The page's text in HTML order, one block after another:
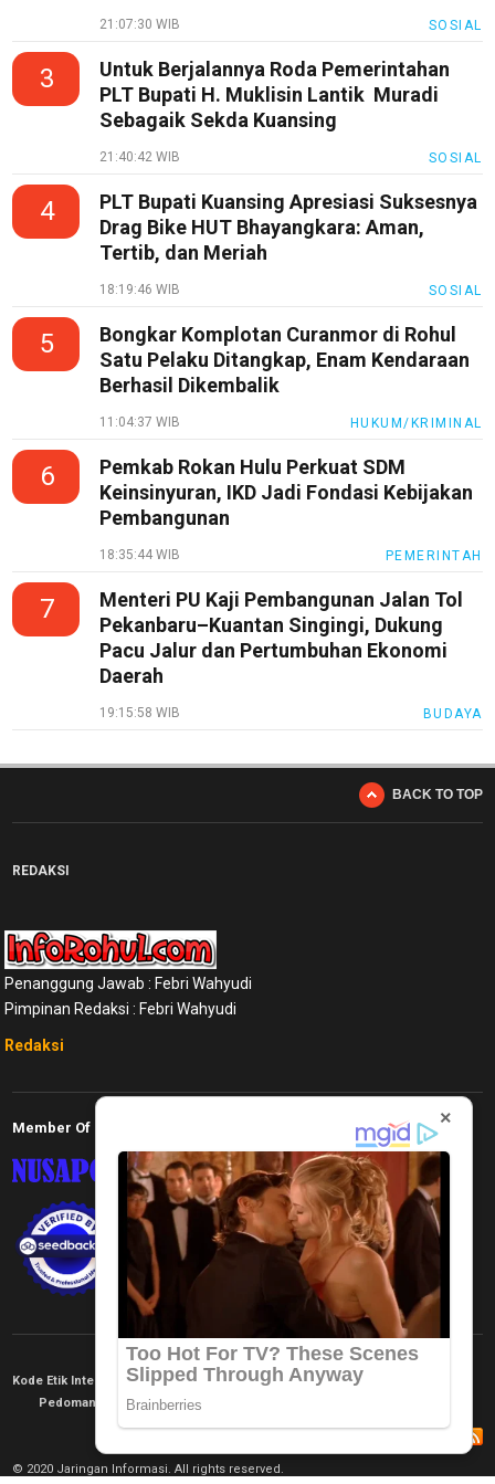
21:07:30 WIB SOSIAL
3
Untuk Berjalannya Roda Pemerintahan
PLT Bupati H. Muklisin Lantik Muradi
Sebagaik Sekda Kuansing
21:40:42 WIB SOSIAL
4
PLT Bupati Kuansing Apresiasi Suksesnya
Drag Bike HUT Bhayangkara: Aman,
Tertib, dan Meriah
18:19:46 WIB SOSIAL
5
Bongkar Komplotan Curanmor di Rohul
Satu Pelaku Ditangkap, Enam Kendaraan
Berhasil Dikembalik
11:04:37 WIB HUKUM/KRIMINAL
6
Pemkab Rokan Hulu Perkuat SDM
Keinsinyuran, IKD Jadi Fondasi Kebijakan
Pembangunan
18:35:44 WIB PEMERINTAH
7
Menteri PU Kaji Pembangunan Jalan Tol
Pekanbaru–Kuantan Singingi, Dukung
Pacu Jalur dan Pertumbuhan Ekonomi
Daerah
19:15:58 WIB BUDAYA
BACK TO TOP
REDAKSI
Penanggung Jawab : Febri Wahyudi
Pimpinan Redaksi : Febri Wahyudi
Redaksi
Member Of
Kode Etik Internal KEJ Disclaimer
Tentang Kami
Pedoman Media Siber
Redaksi
© 2020 Jaringan Informasi. All rights reserved.
×